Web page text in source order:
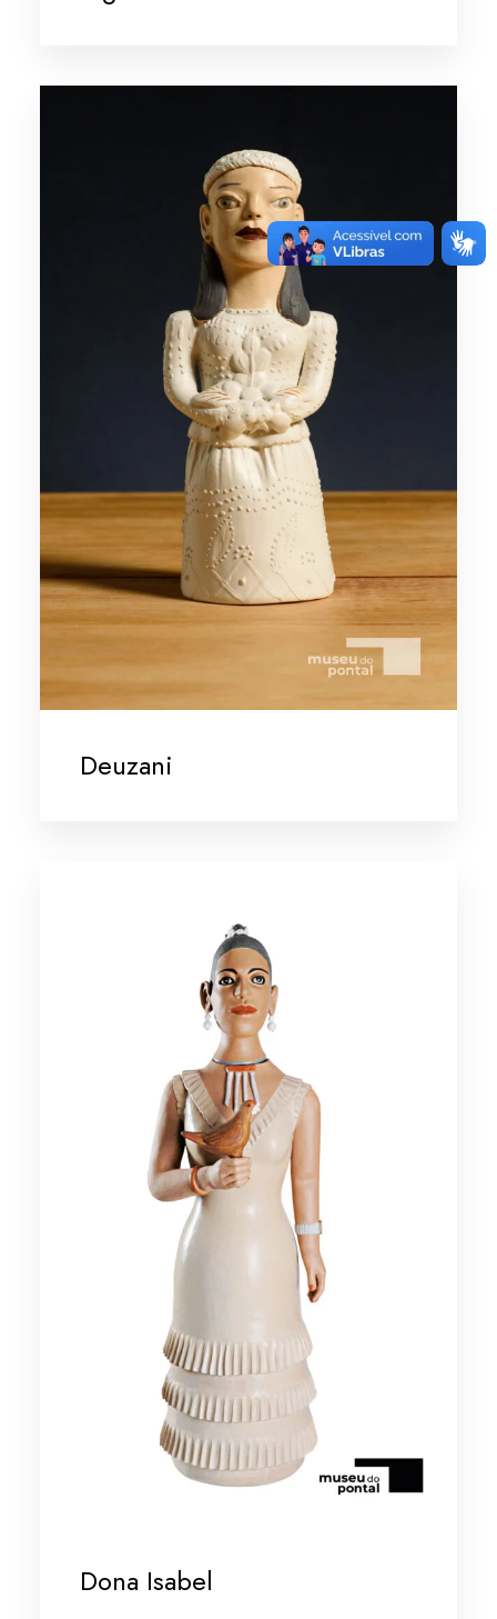
Deuzani
Dona Isabel